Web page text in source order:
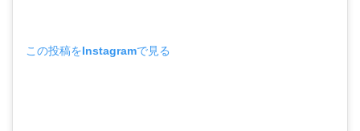
この投稿をInstagramで見る